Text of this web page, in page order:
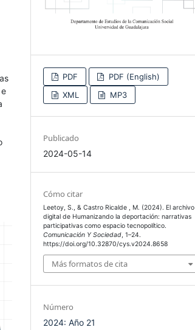
PDF
PDF (English)
XML
MP3
Publicado
2024-05-14
Cómo citar
Leetoy, S., & Castro Ricalde , M. (2024). El archivo
digital de Humanizando la deportación: narrativas
participativas como espacio tecnopolítico.
Comunicación Y Sociedad, 1–24.
https://doi.org/10.32870/cys.v2024.8658
Más formatos de cita
Número
2024: Año 21